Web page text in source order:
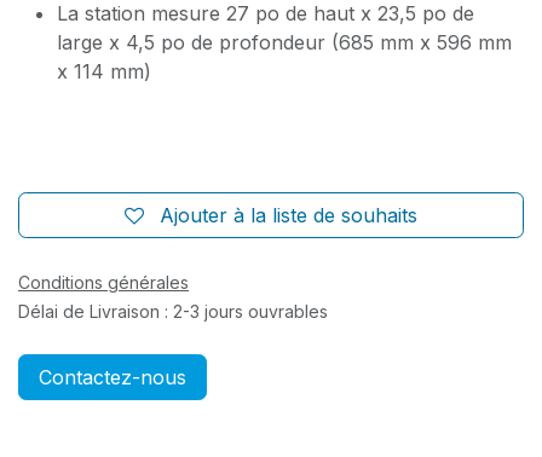
La station mesure 27 po de haut x 23,5 po de
large x 4,5 po de profondeur (685 mm x 596 mm
x 114 mm)
Ajouter à la liste de souhaits
Conditions générales
Délai de Livraison : 2-3 jours ouvrables
Contactez-nous